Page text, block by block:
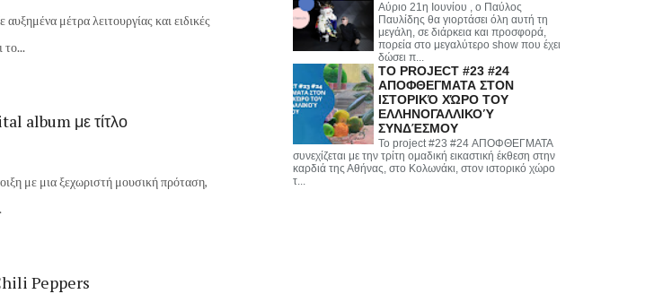
μέτρα λειτουργίας και ειδικές
το...
album με τίτλο
με μια ξεχωριστή μουσική πρόταση,
Peppers
Αύριο 21η Ιουνίου , ο Παύλος
Παυλίδης θα γιορτάσει όλη αυτή τη
μεγάλη, σε διάρκεια και προσφορά,
πορεία στο μεγαλύτερο show που έχει
δώσει π...
ΤΟ PROJECT #23 #24
ΑΠΟΦΘΕΓΜΑΤΑ ΣΤΟΝ
ΙΣΤΟΡΙΚΌ ΧΏΡΟ ΤΟΥ
ΕΛΛΗΝΟΓΑΛΛΙΚΟΎ
ΣΥΝΔΈΣΜΟΥ
Το project #23 #24 ΑΠΟΦΘΕΓΜΑΤΑ
συνεχίζεται με την τρίτη ομαδική εικαστική έκθεση στην
καρδιά της Αθήνας, στο Κολωνάκι, στον ιστορικό χώρο
τ...